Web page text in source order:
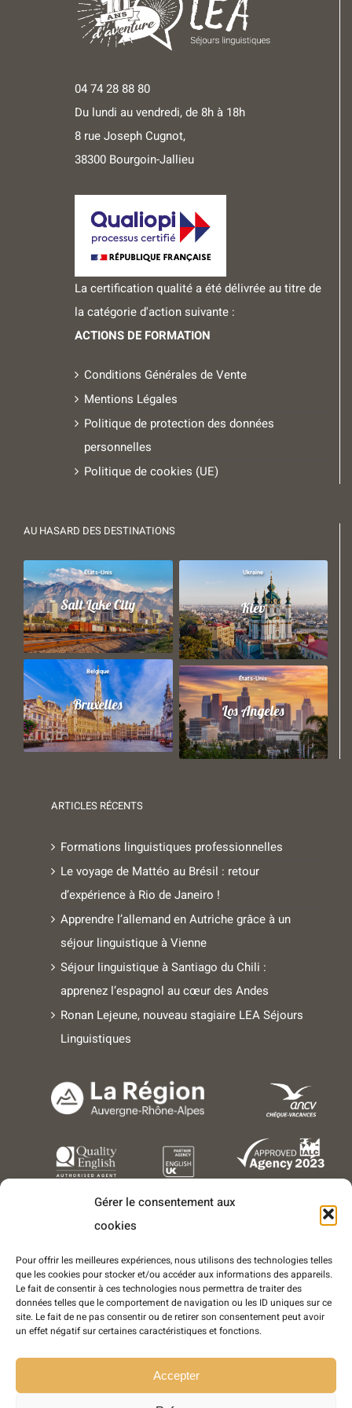
Gérer le consentement aux
cookies
Pour offrir les meilleures expériences, nous utilisons des technologies telles
que les cookies pour stocker et/ou accéder aux informations des appareils.
Le fait de consentir à ces technologies nous permettra de traiter des
données telles que le comportement de navigation ou les ID uniques sur ce
site. Le fait de ne pas consentir ou de retirer son consentement peut avoir
un effet négatif sur certaines caractéristiques et fonctions.
Accepter
04 74 28 88 80
Du lundi au vendredi, de 8h à 18h
8 rue Joseph Cugnot,
38300 Bourgoin-Jallieu
La certification qualité a été délivrée au titre de
la catégorie d'action suivante :
ACTIONS DE FORMATION
Conditions Générales de Vente
Mentions Légales
Politique de protection des données
personnelles
Politique de cookies (UE)
AU HASARD DES DESTINATIONS
États-Unis
Salt Lake City
Ukraine
Kiev
Belgique
Bruxelles
États-Unis
Los Angeles
ARTICLES RÉCENTS
Formations linguistiques professionnelles
Le voyage de Mattéo au Brésil : retour
d’expérience à Rio de Janeiro !
Apprendre l’allemand en Autriche grâce à un
séjour linguistique à Vienne
Séjour linguistique à Santiago du Chili :
apprenez l’espagnol au cœur des Andes
Ronan Lejeune, nouveau stagiaire LEA Séjours
Linguistiques
Copyright © 2016-2025 - Tous droits réservés - LEA Séjours
Linguistiques est une marque déposée de l'entreprise World Success
SARL World Success Group France- Conception et réalisation :
- Agence web WordPress - Création de site internet